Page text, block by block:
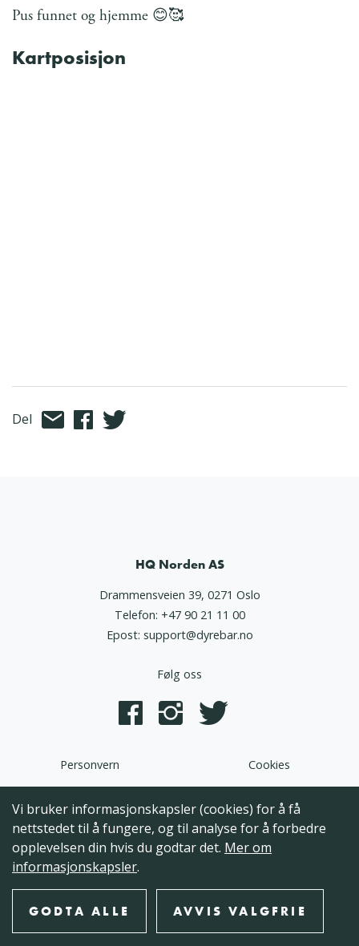
Pus funnet og hjemme 😊🥰
Kartposisjon
Del
HQ Norden AS
Drammensveien 39, 0271 Oslo
Telefon: +47 90 21 11 00
Epost: support@dyrebar.no
Følg oss
Personvern Cookies
Dyrebar.no er en del av HQ Norden AS. Programvaren,
brukergrensesnittet og alt innhold på denne hjemmesiden er
opphavsrettslig beskyttet og tilhørende HQ Norden AS. Hele
eller deler av innholdet kan ikke kopieres, reproduseres eller på
godkjennelse fra HQ Norden AS.
Vi bruker informasjonskapsler (cookies) for å få
nettstedet til å fungere, og til analyse for å forbedre
opplevelsen din hvis du godtar det. Mer om
informasjonskapsler.
GODTA ALLE AVVIS VALGFRIE